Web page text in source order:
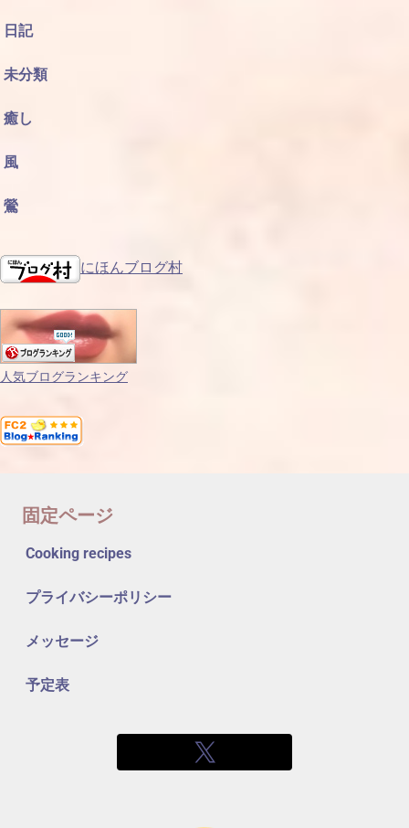
日記
未分類
癒し
風
鶯
にほんブログ村
人気ブログランキング
固定ページ
Cooking recipes
プライバシーポリシー
メッセージ
予定表